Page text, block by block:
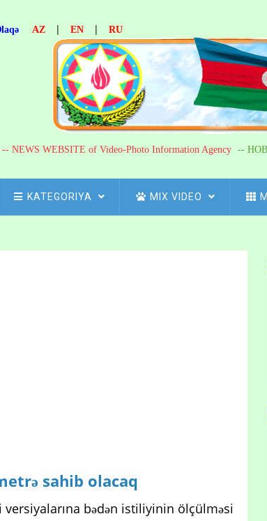
AZ | EN | RU
-- NEWS WEBSITE of Video-Photo Information Agency --
KATEGORIYA MIX VIDEO
sahib olacaq
bədən istiliyinin ölçülməsi